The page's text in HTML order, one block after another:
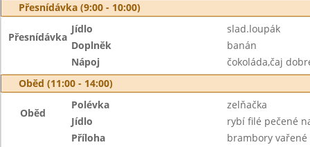
Přesnídávka (9:00 - 10:00)
Přesnídávka
Jídlo
slad.loupák
Doplněk
banán
Nápoj
čokoláda,čaj
Oběd (11:00 - 14:00)
Oběd
Polévka
zelňačka
Jídlo
rybí filé pečené
Příloha
brambory vařené